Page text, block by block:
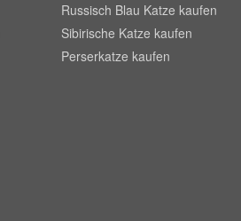
Russisch Blau Katze kaufen
Sibirische Katze kaufen
Perserkatze kaufen